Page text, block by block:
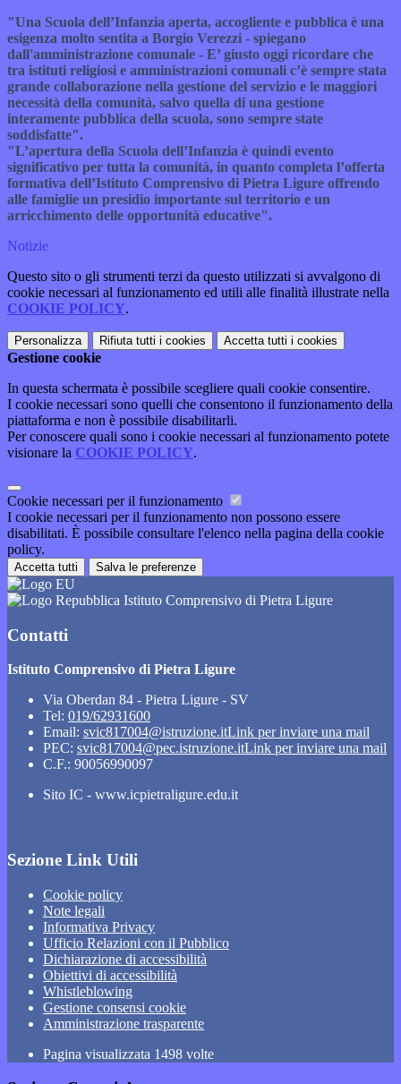
"Una Scuola dell’Infanzia aperta, accogliente e pubblica è una
esigenza molto sentita a Borgio Verezzi - spiegano
dall'amministrazione comunale - E’ giusto oggi ricordare che
tra istituti religiosi e amministrazioni comunali c’è sempre stata
grande collaborazione nella gestione del servizio e le maggiori
necessità della comunità, salvo quella di una gestione
interamente pubblica della scuola, sono sempre state
soddisfatte".
"L’apertura della Scuola dell’Infanzia è quindi evento
significativo per tutta la comunità, in quanto completa l’offerta
formativa dell’Istituto Comprensivo di Pietra Ligure offrendo
alle famiglie un presidio importante sul territorio e un
arricchimento delle opportunità educative".
Notizie
Questo sito o gli strumenti terzi da questo utilizzati si avvalgono di
cookie necessari al funzionamento ed utili alle finalità illustrate nella
COOKIE POLICY.
Personalizza Rifiuta tutti i cookies Accetta tutti i cookies
Gestione cookie
In questa schermata è possibile scegliere quali cookie consentire.
I cookie necessari sono quelli che consentono il funzionamento della
piattaforma e non è possibile disabilitarli.
Per conoscere quali sono i cookie necessari al funzionamento potete
visionare la COOKIE POLICY.
Cookie necessari per il funzionamento
I cookie necessari per il funzionamento non possono essere
disabilitati. È possibile consultare l'elenco nella pagina della cookie
policy.
Accetta tutti Salva le preferenze
Istituto Comprensivo di Pietra Ligure
Contatti
Istituto Comprensivo di Pietra Ligure
Via Oberdan 84 - Pietra Ligure - SV
Tel: 019/62931600
Email: svic817004@istruzione.itLink per inviare una mail
PEC: svic817004@pec.istruzione.itLink per inviare una mail
C.F.: 90056990097
Sito IC - www.icpietraligure.edu.it
Sezione Link Utili
Cookie policy
Note legali
Informativa Privacy
Ufficio Relazioni con il Pubblico
Dichiarazione di accessibilità
Obiettivi di accessibilità
Whistleblowing
Gestione consensi cookie
Amministrazione trasparente
Pagina visualizzata 1498 volte